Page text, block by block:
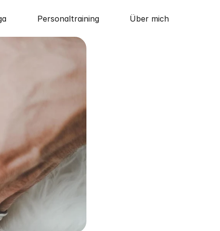
Personaltraining Über mich